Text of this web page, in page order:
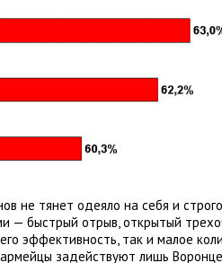
не тянет одеяло на себя и
— быстрый отрыв, открытый
эффективность, так и малое
задействуют лишь